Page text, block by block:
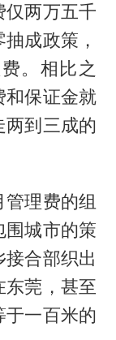
仅两万五千
成政策，
。相比之
和保证金就
到三成的
理费的组
围城市的策
合部织出
东莞，甚至
一百米的